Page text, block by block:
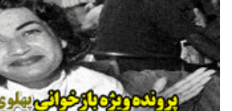
همه آقای دوربینی شده‌ایم!
قصه ناتمام سرویس مدارس
آیا مقاومت فلسطین خلع‌سلاح می‌شود؟